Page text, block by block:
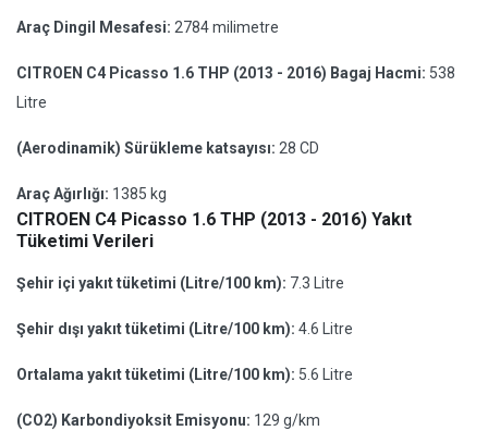
Araç Dingil Mesafesi: 2784 milimetre
CITROEN C4 Picasso 1.6 THP (2013 - 2016) Bagaj Hacmi: 538
Litre
(Aerodinamik) Sürükleme katsayısı: 28 CD
Araç Ağırlığı: 1385 kg
CITROEN C4 Picasso 1.6 THP (2013 - 2016) Yakıt
Tüketimi Verileri
Şehir içi yakıt tüketimi (Litre/100 km): 7.3 Litre
Şehir dışı yakıt tüketimi (Litre/100 km): 4.6 Litre
Ortalama yakıt tüketimi (Litre/100 km): 5.6 Litre
(CO2) Karbondiyoksit Emisyonu: 129 g/km